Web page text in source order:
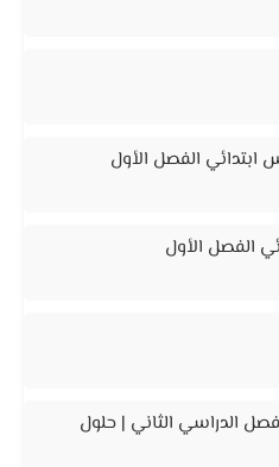
الفصل الأول
الفصل الأول
الدراسي الثاني | حلول